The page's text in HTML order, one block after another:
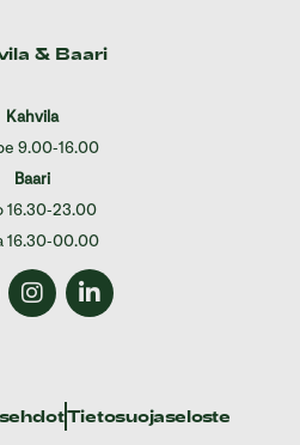
& Baari
Kahvila
9.00-16.00
Baari
16.30-23.00
16.30-00.00
Tietosuojaseloste